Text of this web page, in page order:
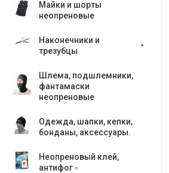
Майки и шорты
неопреновые
Наконечники и
трезубцы
Шлема, подшлемники,
фантамаски
неопреновые
Одежда, шапки, кепки,
бонданы, аксесcуары.
Неопреновый клей,
антифог -